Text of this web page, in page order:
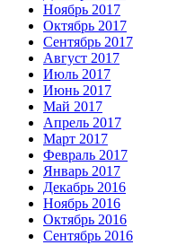
Ноябрь 2017
Октябрь 2017
Сентябрь 2017
Август 2017
Июль 2017
Июнь 2017
Май 2017
Апрель 2017
Март 2017
Февраль 2017
Январь 2017
Декабрь 2016
Ноябрь 2016
Октябрь 2016
Сентябрь 2016